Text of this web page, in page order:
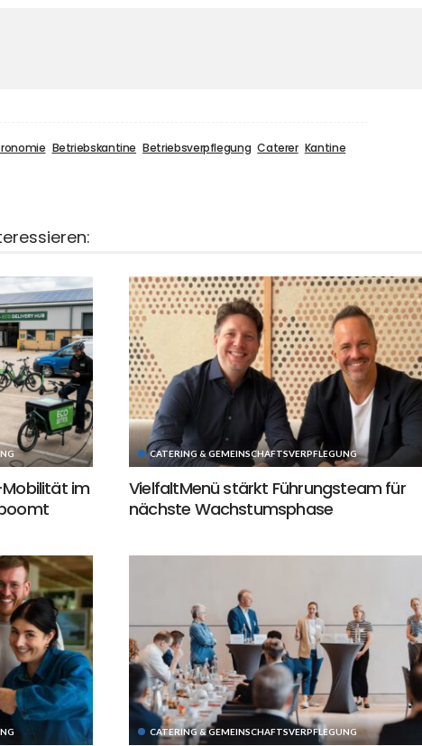
Betriebskantine Betriebsverpflegung Caterer Kantine
Mobilität im
CATERING & GEMEINSCHAFTSVERPFLEGUNG
VielfaltMenü stärkt Führungsteam für
nächste Wachstumsphase
CATERING & GEMEINSCHAFTSVERPFLEGUNG